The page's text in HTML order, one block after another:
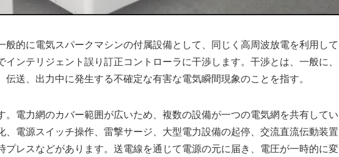
般的に電気スパークマシンの付属設備として、同じく高周波放電を利用して
インテリジェント誤り訂正コントローラに干渉します。干渉とは、一般に、
送、出力中に発生する不確定な有害な電気瞬間現象のことを指す。
。電力網のカバー範囲が広いため、複数の設備が一つの電気網を共有してい
、電源スイッチ操作、雷撃サージ、大型電力設備の起停、交流直流伝動装置
プレスなどがあります。送電線を通じて電源の元に届き、電圧が一時的に変